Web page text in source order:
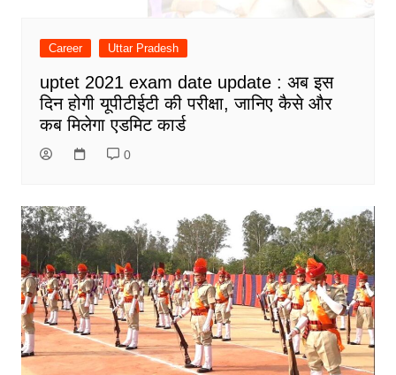
Career Uttar Pradesh
uptet 2021 exam date update : अब इस
दिन होगी यूपीटीईटी की परीक्षा, जानिए कैसे और
कब मिलेगा एडमिट कार्ड
0